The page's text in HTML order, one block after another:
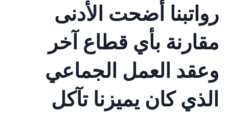
رواتبنا أضحت الأدنى
مقارنة بأي قطاع آخر
وعقد العمل الجماعي
الذي كان يميزنا تآكل